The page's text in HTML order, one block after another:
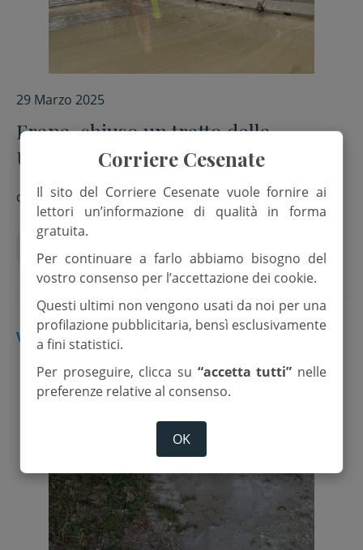
29 Marzo 2025
Frana, chiuso un tratto della
Umbro-Casentinese
di Redazione
VALLE SAVIO
Corriere Cesenate
Il sito del Corriere Cesenate vuole fornire ai
lettori un’informazione di qualità in forma
gratuita.
Per continuare a farlo abbiamo bisogno del
vostro consenso per l’accettazione dei cookie.
Questi ultimi non vengono usati da noi per una
profilazione pubblicitaria, bensì esclusivamente
a fini statistici.
Per proseguire, clicca su “accetta tutti” nelle
preferenze relative al consenso.
OK